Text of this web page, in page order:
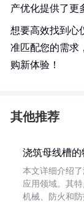
产优化提供了更
想要高效找到心
准匹配您的需求
购新体验！
其他推荐
浇筑母线槽
本文详细介绍
应用领域。其特
机械、防火和防